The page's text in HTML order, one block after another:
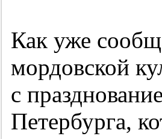
Как уже
мордовской
с
Петербурга,